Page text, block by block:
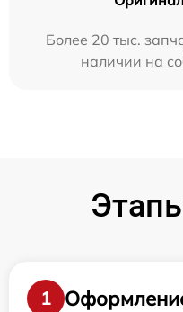
Более 20 тыс.
наличии на
1